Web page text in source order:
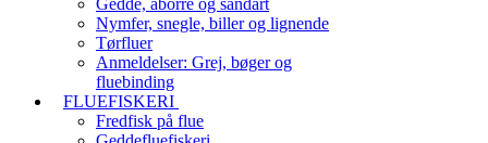
Gedde, aborre og sandart
Nymfer, snegle, biller og lignende
Tørfluer
Anmeldelser: Grej, bøger og
fluebinding
FLUEFISKERI
Fredfisk på flue